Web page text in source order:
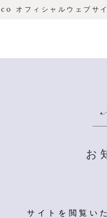
オフィシャルウェブサ
お
サイトを閲覧い